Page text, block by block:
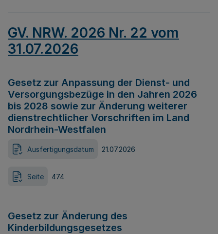
GV. NRW. 2026 Nr. 22 vom
31.07.2026
Gesetz zur Anpassung der Dienst- und
Versorgungsbezüge in den Jahren 2026
bis 2028 sowie zur Änderung weiterer
dienstrechtlicher Vorschriften im Land
Nordrhein-Westfalen
Ausfertigungsdatum 21.07.2026
Seite 474
Gesetz zur Änderung des
Kinderbildungsgesetzes